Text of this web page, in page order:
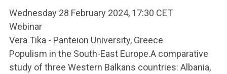
Wednesday 28 February 2024, 17:30 CET
Webinar
Vera Tika - Panteion University, Greece
Populism in the South-East Europe.A comparative
study of three Western Balkans countries: Albania,